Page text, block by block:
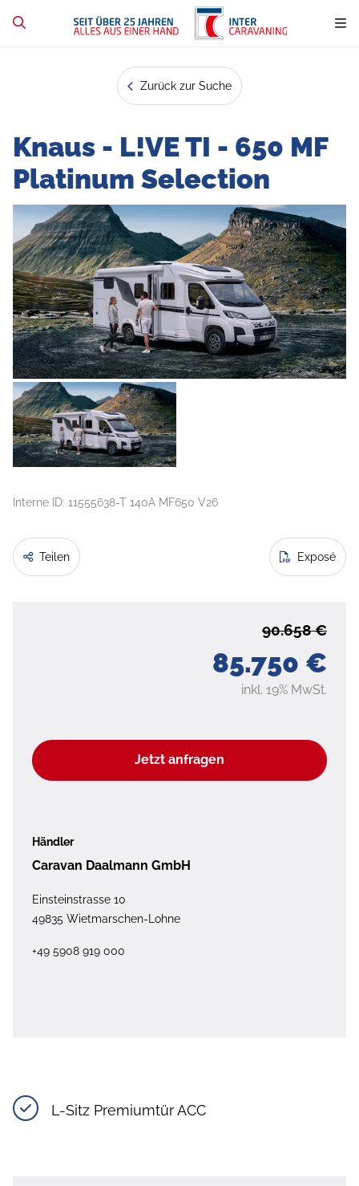
Zurück zur Suche
Knaus - L!VE TI - 650 MF
Platinum Selection
Interne ID: 11555638-T 140A MF650 V26
Teilen Exposé
85.750 €
90.658 €
inkl. 19% MwSt.
Jetzt anfragen
Händler
Caravan Daalmann GmbH
Einsteinstrasse 10
49835 Wietmarschen-Lohne
+49 5908 919 000
L-Sitz Premiumtür ACC